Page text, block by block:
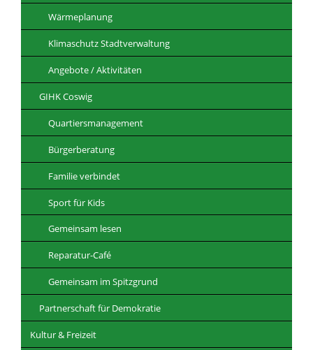
Wärmeplanung
Klimaschutz Stadtverwaltung
Angebote / Aktivitäten
GIHK Coswig
Quartiersmanagement
Bürgerberatung
Familie verbindet
Sport für Kids
Gemeinsam lesen
Reparatur-Café
Gemeinsam im Spitzgrund
Partnerschaft für Demokratie
Kultur & Freizeit